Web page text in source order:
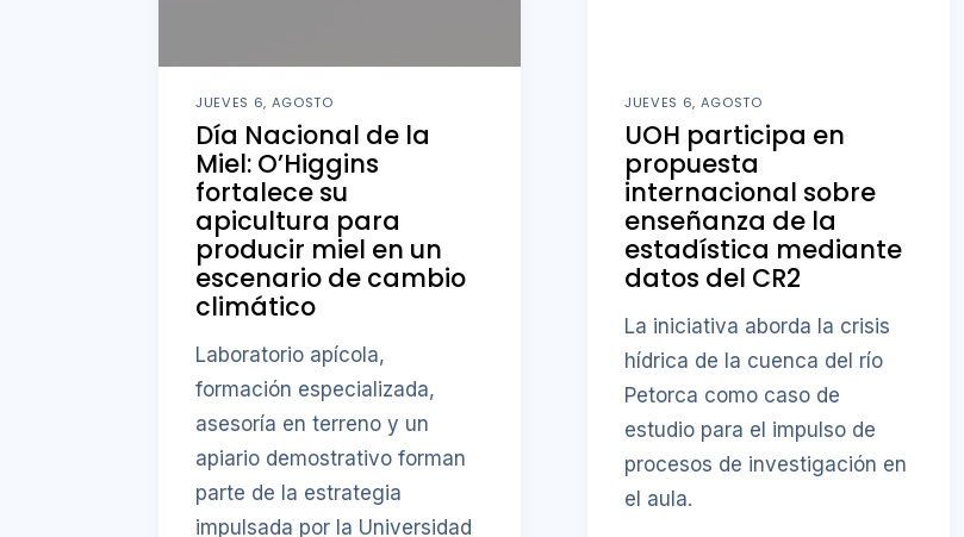
JUEVES 6, AGOSTO
Día Nacional de la
Miel: O’Higgins
fortalece su
apicultura para
producir miel en un
escenario de cambio
climático
Laboratorio apícola,
formación especializada,
asesoría en terreno y un
apiario demostrativo forman
parte de la estrategia
impulsada por la Universidad
JUEVES 6, AGOSTO
UOH participa en
propuesta
internacional sobre
enseñanza de la
estadística mediante
datos del CR2
La iniciativa aborda la crisis
hídrica de la cuenca del río
Petorca como caso de
estudio para el impulso de
procesos de investigación en
el aula.